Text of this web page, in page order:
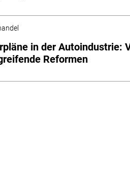
in der Autoindustrie:
Reformen